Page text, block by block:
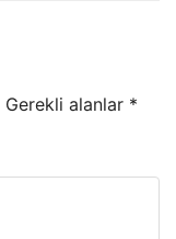
Gerekli alanlar *